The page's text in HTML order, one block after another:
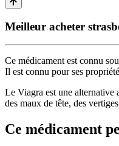
Meilleur acheter
Ce médicament est connu
Il est connu pour ses
Le Viagra est une alternative
des maux de tête, des
Ce médicament